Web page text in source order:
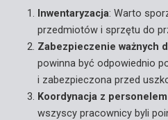
Inwentaryzacja: Warto
przedmiotów i sprzętu do
Zabezpieczenie ważnych
powinna być odpowiednio
i zabezpieczona przed
Koordynacja z personelem
wszyscy pracownicy byli